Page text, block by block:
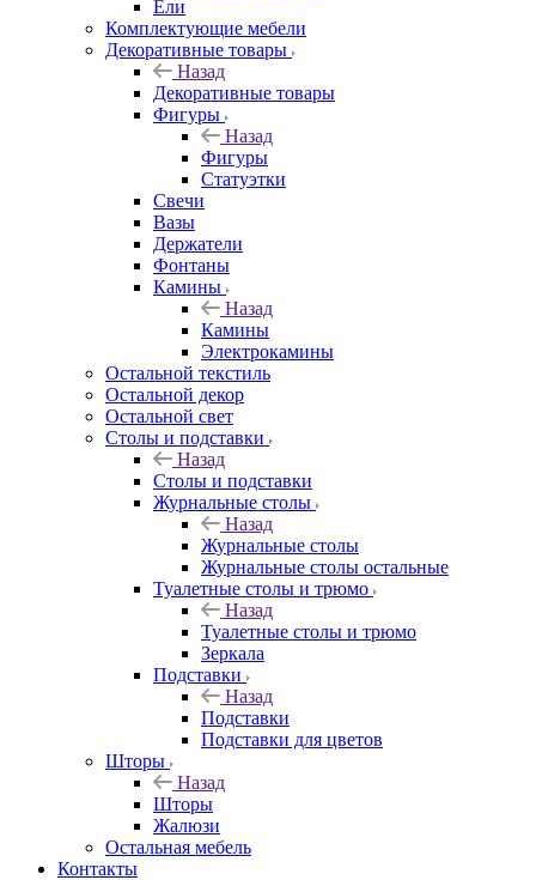
Ели
Комплектующие мебели
Декоративные товары
Назад
Декоративные товары
Фигуры
Назад
Фигуры
Статуэтки
Свечи
Вазы
Держатели
Фонтаны
Камины
Назад
Камины
Электрокамины
Остальной текстиль
Остальной декор
Остальной свет
Столы и подставки
Назад
Столы и подставки
Журнальные столы
Назад
Журнальные столы
Журнальные столы остальные
Туалетные столы и трюмо
Назад
Туалетные столы и трюмо
Зеркала
Подставки
Назад
Подставки
Подставки для цветов
Шторы
Назад
Шторы
Жалюзи
Остальная мебель
Контакты